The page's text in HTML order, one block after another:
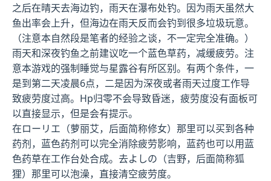
之后在晴天去海边钓，雨天在瀑布处钓。因为雨天虽然大
鱼出率会上升，但海边在雨天反而会钓到很多垃圾玩意。
（注意本自然段是笔者的经验之谈，不一定完全准确。）
雨天和深夜钓鱼之前建议吃一个蓝色草药，减缓疲劳。注
意本游戏的强制睡觉与星露谷有所区别。有两个条件，一
是到第二天凌晨6点，二是因为深夜或者雨天过度工作导
致疲劳度过高。Hp归零不会导致昏迷，疲劳度没有面板可
以直接显示，但是会有提示。
在ローリエ（萝丽艾，后面简称修女）那里可以买到各种
药剂，蓝色药剂可以完全消除疲劳影响，蓝药也可以用蓝
色药草在工作台处合成。去よしの（吉野，后面简称狐
狸）那里可以泡澡，直接清空疲劳度。